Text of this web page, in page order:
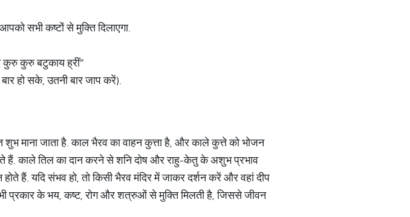
सभी कष्टों से मुक्ति दिलाएगा.
कुरु कुरु बटुकाय ह्रीं”
हो सके, उतनी बार जाप करें).
शुभ माना जाता है. काल भैरव का वाहन कुत्ता है, और काले कुत्ते को भोजन
हैं. काले तिल का दान करने से शनि दोष और राहु-केतु के अशुभ प्रभाव
हैं. यदि संभव हो, तो किसी भैरव मंदिर में जाकर दर्शन करें और वहां दीप
प्रकार के भय, कष्ट, रोग और शत्रुओं से मुक्ति मिलती है, जिससे जीवन